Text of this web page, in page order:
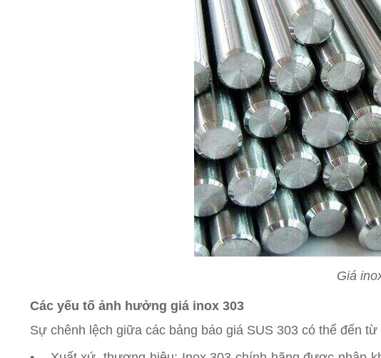
Giá
Các yếu tố ảnh hưởng giá inox 303
Sự chênh lệch giữa các bảng báo giá SUS 303 có thể đến từ